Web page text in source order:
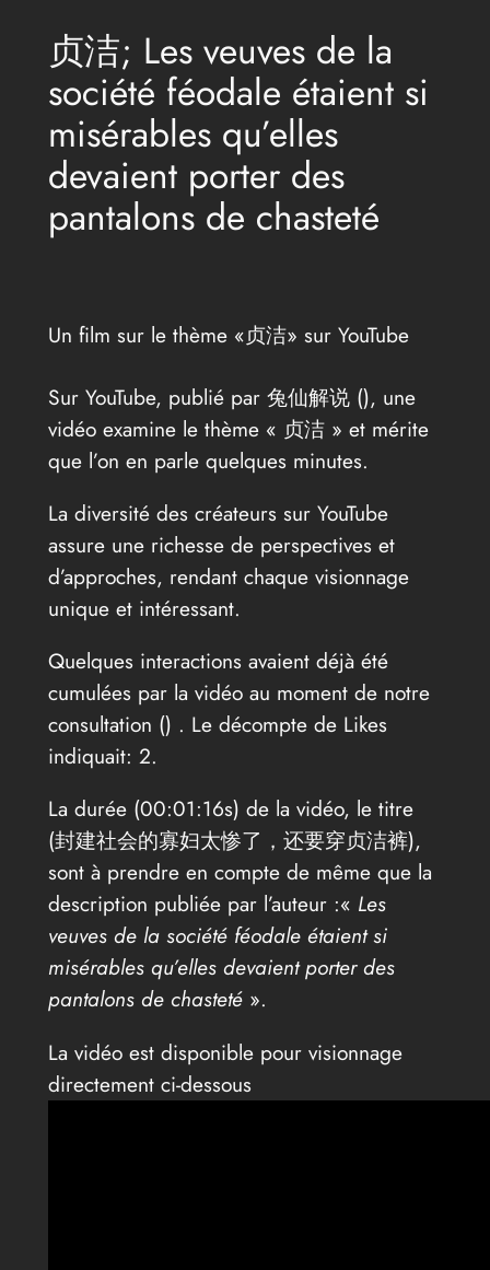
贞洁; Les veuves de la
société féodale étaient si
misérables qu’elles
devaient porter des
pantalons de chasteté
Un film sur le thème «贞洁» sur YouTube
Sur YouTube, publié par 兔仙解说 (), une
vidéo examine le thème « 贞洁 » et mérite
que l’on en parle quelques minutes.
La diversité des créateurs sur YouTube
assure une richesse de perspectives et
d’approches, rendant chaque visionnage
unique et intéressant.
Quelques interactions avaient déjà été
cumulées par la vidéo au moment de notre
consultation () . Le décompte de Likes
indiquait: 2.
La durée (00:01:16s) de la vidéo, le titre
(封建社会的寡妇太惨了，还要穿贞洁裤),
sont à prendre en compte de même que la
description publiée par l’auteur :« Les
veuves de la société féodale étaient si
misérables qu’elles devaient porter des
pantalons de chasteté ».
La vidéo est disponible pour visionnage
directement ci-dessous